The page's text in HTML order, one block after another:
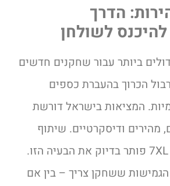
הדרך
לשולחן
ביותר עבור שחקנים חדשים
הכרוך בהעברת כספים
המציאות בישראל דורשת
מהירים ודיסקרטיים. שיתוף
הפעולה עם סוכן 7XL פותר בדיוק את הבעיה הזו.
ששחקן צריך – בין אם